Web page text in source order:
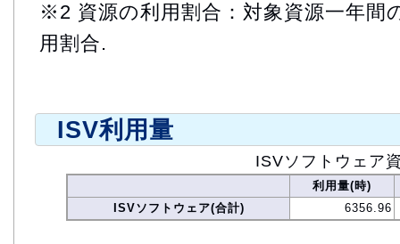
※2 資源の利用割合：対象資源一年間
用割合.
ISV利用量
ISVソフトウェア
利用量(時)
ISVソフトウェア(合計)
6356.96